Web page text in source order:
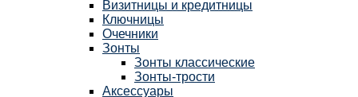
Визитницы и кредитницы
Ключницы
Очечники
Зонты
Зонты классические
Зонты-трости
Аксессуары